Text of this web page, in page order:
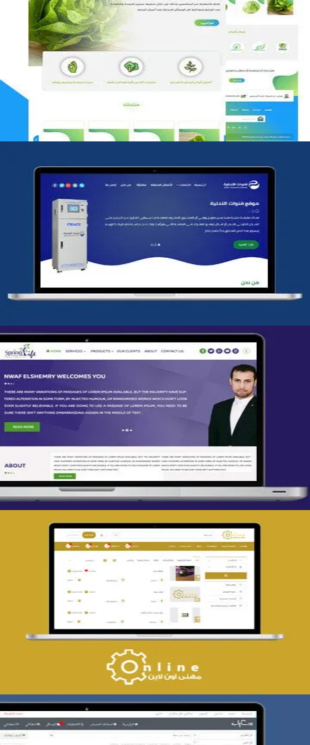
مؤسسة رتيل الخرج الزراعية
التفاصيل
شركة قنوات التحليه
التفاصيل
تصميم spring life
تصميم حراج مهنى
التفاصيل